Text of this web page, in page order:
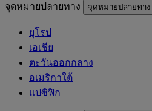
จุดหมายปลายทาง จุดหมายปลายทาง
ยุโรป
เอเชีย
ตะวันออกกลาง
อเมริกาใต้
แปซิฟิก